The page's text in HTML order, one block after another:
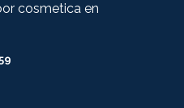
cosmetica en